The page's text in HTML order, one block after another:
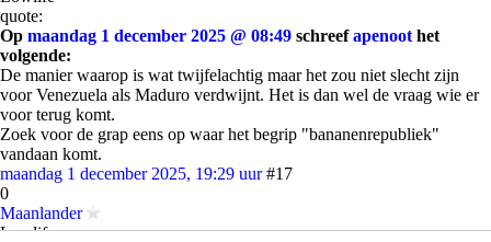
quote:
Op maandag 1 december 2025 @ 08:49 schreefapenoot het
volgende:
De manier waarop is wat twijfelachtig maar het zou niet slecht zijn
voor Venezuela als Maduro verdwijnt. Het is dan wel de vraag wie er
voor terug komt.
Zoek voor de grap eens op waar het begrip "bananenrepubliek"
vandaan komt.
maandag 1 december 2025, 19:29 uur #17
0
Maanlander
Lowlife